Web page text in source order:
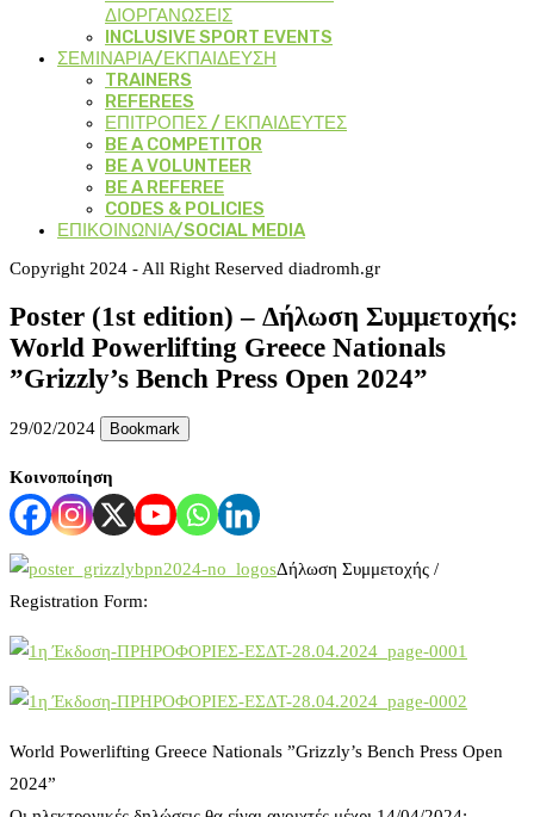
ΔΙΟΡΓΑΝΩΣΕΙΣ
INCLUSIVE SPORT EVENTS
ΣΕΜΙΝΑΡΙΑ/ΕΚΠΑΙΔΕΥΣΗ
TRAINERS
REFEREES
ΕΠΙΤΡΟΠΕΣ / ΕΚΠΑΙΔΕΥΤΕΣ
BE A COMPETITOR
BE A VOLUNTEER
BE A REFEREE
CODES & POLICIES
ΕΠΙΚΟΙΝΩΝΙΑ/SOCIAL MEDIA
Copyright 2024 - All Right Reserved diadromh.gr
Poster (1st edition) – Δήλωση Συμμετοχής:
World Powerlifting Greece Nationals
”Grizzly’s Bench Press Open 2024”
29/02/2024 Bookmark
Κοινοποίηση
Δήλωση Συμμετοχής /
Registration Form:
World Powerlifting Greece Nationals ”Grizzly’s Bench Press Open
2024”